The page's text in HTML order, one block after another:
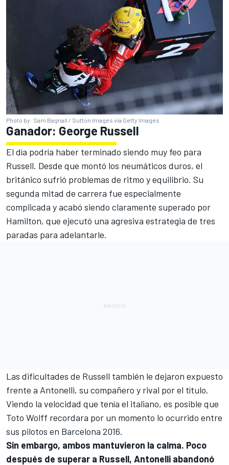
Photo by: Sam Bagnall / Sutton Images via Getty Images
Ganador: George Russell
El día podría haber terminado siendo muy feo para
Russell. Desde que montó los neumáticos duros, el
británico sufrió problemas de ritmo y equilibrio. Su
segunda mitad de carrera fue especialmente
complicada y acabó siendo claramente superado por
Hamilton, que ejecutó una agresiva estrategia de tres
paradas para adelantarle.
Las dificultades de Russell también le dejaron expuesto
frente a Antonelli, su compañero y rival por el título.
Viendo la velocidad que tenía el italiano, es posible que
Toto Wolff recordara por un momento lo ocurrido entre
sus pilotos en Barcelona 2016.
Sin embargo, ambos mantuvieron la calma. Poco
después de superar a Russell, Antonelli abandonó